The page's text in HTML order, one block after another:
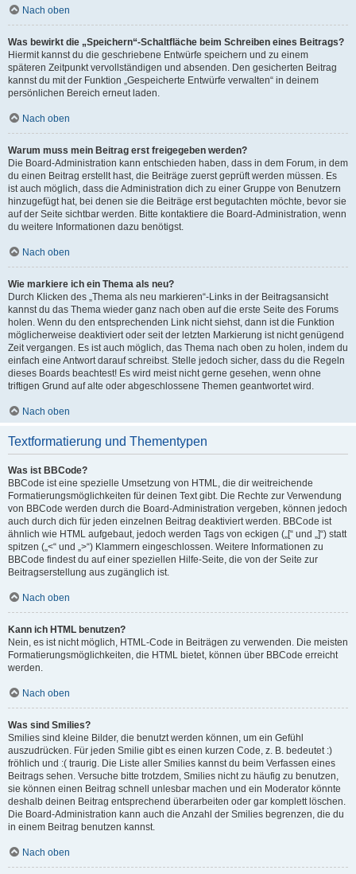
Nach oben
Was bewirkt die „Speichern“-Schaltfläche beim Schreiben eines Beitrags?
Hiermit kannst du die geschriebene Entwürfe speichern und zu einem
späteren Zeitpunkt vervollständigen und absenden. Den gesicherten Beitrag
kannst du mit der Funktion „Gespeicherte Entwürfe verwalten“ in deinem
persönlichen Bereich erneut laden.
Nach oben
Warum muss mein Beitrag erst freigegeben werden?
Die Board-Administration kann entschieden haben, dass in dem Forum, in dem
du einen Beitrag erstellt hast, die Beiträge zuerst geprüft werden müssen. Es
ist auch möglich, dass die Administration dich zu einer Gruppe von Benutzern
hinzugefügt hat, bei denen sie die Beiträge erst begutachten möchte, bevor sie
auf der Seite sichtbar werden. Bitte kontaktiere die Board-Administration, wenn
du weitere Informationen dazu benötigst.
Nach oben
Wie markiere ich ein Thema als neu?
Durch Klicken des „Thema als neu markieren“-Links in der Beitragsansicht
kannst du das Thema wieder ganz nach oben auf die erste Seite des Forums
holen. Wenn du den entsprechenden Link nicht siehst, dann ist die Funktion
möglicherweise deaktiviert oder seit der letzten Markierung ist nicht genügend
Zeit vergangen. Es ist auch möglich, das Thema nach oben zu holen, indem du
einfach eine Antwort darauf schreibst. Stelle jedoch sicher, dass du die Regeln
dieses Boards beachtest! Es wird meist nicht gerne gesehen, wenn ohne
triftigen Grund auf alte oder abgeschlossene Themen geantwortet wird.
Nach oben
Textformatierung und Thementypen
Was ist BBCode?
BBCode ist eine spezielle Umsetzung von HTML, die dir weitreichende
Formatierungsmöglichkeiten für deinen Text gibt. Die Rechte zur Verwendung
von BBCode werden durch die Board-Administration vergeben, können jedoch
auch durch dich für jeden einzelnen Beitrag deaktiviert werden. BBCode ist
ähnlich wie HTML aufgebaut, jedoch werden Tags von eckigen („[“ und „]“) statt
spitzen („<“ und „>“) Klammern eingeschlossen. Weitere Informationen zu
BBCode findest du auf einer speziellen Hilfe-Seite, die von der Seite zur
Beitragserstellung aus zugänglich ist.
Nach oben
Kann ich HTML benutzen?
Nein, es ist nicht möglich, HTML-Code in Beiträgen zu verwenden. Die meisten
Formatierungsmöglichkeiten, die HTML bietet, können über BBCode erreicht
werden.
Nach oben
Was sind Smilies?
Smilies sind kleine Bilder, die benutzt werden können, um ein Gefühl
auszudrücken. Für jeden Smilie gibt es einen kurzen Code, z. B. bedeutet :)
fröhlich und :( traurig. Die Liste aller Smilies kannst du beim Verfassen eines
Beitrags sehen. Versuche bitte trotzdem, Smilies nicht zu häufig zu benutzen,
sie können einen Beitrag schnell unlesbar machen und ein Moderator könnte
deshalb deinen Beitrag entsprechend überarbeiten oder gar komplett löschen.
Die Board-Administration kann auch die Anzahl der Smilies begrenzen, die du
in einem Beitrag benutzen kannst.
Nach oben